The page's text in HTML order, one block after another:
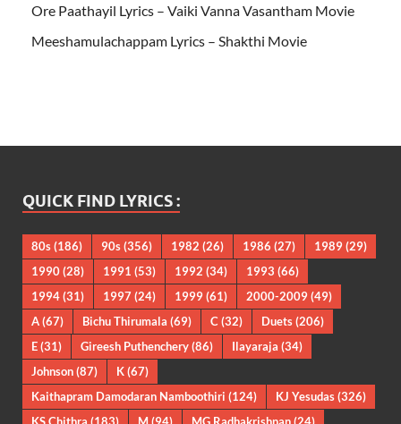
Ore Paathayil Lyrics – Vaiki Vanna Vasantham Movie
Meeshamulachappam Lyrics – Shakthi Movie
QUICK FIND LYRICS :
80s(186) 90s(356) 1982 (26) 1986 (27) 1989(29)
1990(28) 1991 (53) 1992 (34) 1993 (66)
1994(31) 1997 (24) 1999(61) 2000-2009(49)
A(67) Bichu Thirumala (69) C (32) Duets(206)
E(31) Gireesh Puthenchery(86) Ilayaraja (34)
Johnson(87) K(67)
Kaithapram Damodaran Namboothiri (124) KJ Yesudas(326)
KS Chithra (183) M(94) MG Radhakrishnan(24)